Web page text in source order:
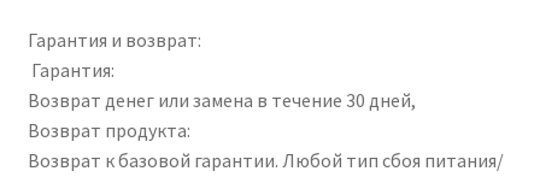
Гарантия и возврат:
Гарантия:
Возврат денег или замена в течение 30 дней,
Возврат продукта:
Возврат к базовой гарантии. Любой тип сбоя питания/